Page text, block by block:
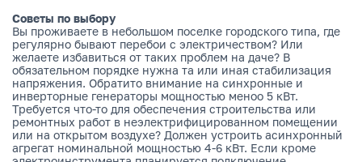
Советы по выбору
Вы проживаете в небольшом поселке городского типа, где
регулярно бывают перебои с электричеством? Или
желаете избавиться от таких проблем на даче? В
обязательном порядке нужна та или иная стабилизация
напряжения. Обратито внимание на синхронные и
инверторные генераторы мощностью меноо 5 кВт.
Требуется что-то для обеспечения строительства или
ремонтных работ в неэлектрифицированном помещении
или на открытом воздухе? Должен устроить асинхронный
агрегат номинальной мощностью 4-6 кВт. Если кроме